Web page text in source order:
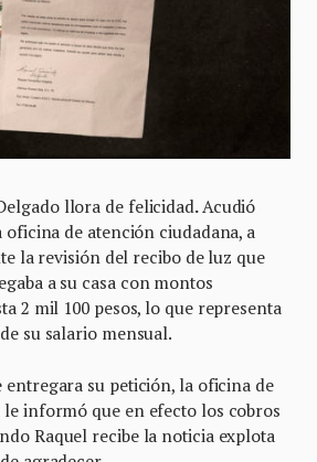
llora de felicidad. Acudió
oficina de atención ciudadana, a
la revisión del recibo de luz que
a su casa con montos
2 mil 100 pesos, lo que representa
su salario mensual.
entregara su petición, la oficina de
informó que en efecto los cobros
Raquel recibe la noticia explota